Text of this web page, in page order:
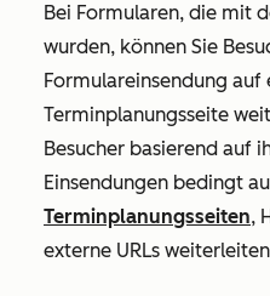
Bei Formularen, die mit
wurden, können Sie
Formulareinsendung
Terminplanungsseite
Besucher basierend auf
Einsendungen bedingt
Terminplanungsseiten,
externe URLs